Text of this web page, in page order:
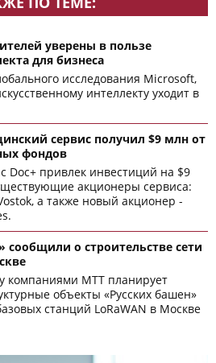
уверены в пользе
для бизнеса
исследования Microsoft,
интеллекту уходит в
сервис получил $9 млн от
фондов
Doc+ привлек инвестиций на $9
акционеры сервиса:
а также новый акционер -
сообщили о строительстве сети
компаниями МТТ планирует
объекты «Русских башен»
станций LoRaWAN в Москве